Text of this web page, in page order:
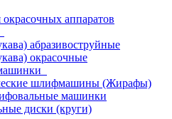
аппаратов
абразивоструйные
окрасочные
шлифмашины (Жирафы)
машинки
диски (круги)